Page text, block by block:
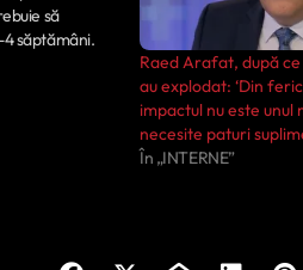
să
săptămâni.
controlăm
Raed Arafat, după
au explodat: ‘Din
impactul nu este unul
necesite paturi
În „INTERNE”